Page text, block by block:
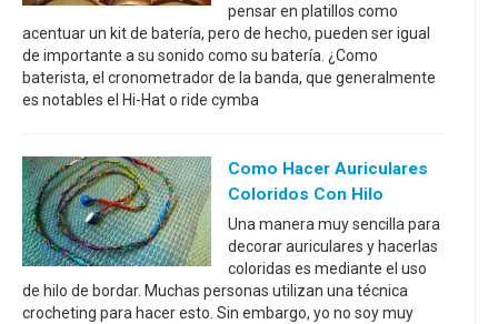
pensar en platillos como
acentuar un kit de batería, pero de hecho, pueden ser igual
de importante a su sonido como su batería. ¿Como
baterista, el cronometrador de la banda, que generalmente
es notables el Hi-Hat o ride cymba
Como Hacer Auriculares
Coloridos Con Hilo
Una manera muy sencilla para
decorar auriculares y hacerlas
coloridas es mediante el uso
de hilo de bordar. Muchas personas utilizan una técnica
crocheting para hacer esto. Sin embargo, yo no soy muy